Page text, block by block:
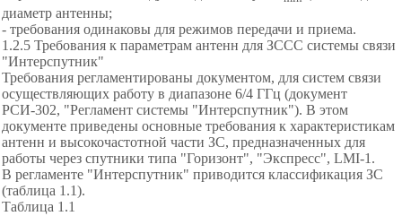
диаметр антенны;
- требования одинаковы для режимов передачи и приема.
1.2.5 Требования к параметрам антенн для ЗССС системы связи
"Интерспутник"
Требования регламентированы документом, для систем связи
осуществляющих работу в диапазоне 6/4 ГГц (документ
РСИ-302, "Регламент системы "Интерспутник"). В этом
документе приведены основные требования к характеристикам
антенн и высокочастотной части ЗС, предназначенных для
работы через спутники типа "Горизонт", "Экспресс", LMI-1.
В регламенте "Интерспутник" приводится классификация ЗС
(таблица 1.1).
Таблица 1.1